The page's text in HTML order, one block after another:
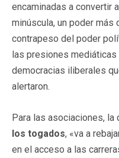
encaminadas a convertir
minúscula, un poder más
contrapeso del poder
las presiones mediáticas
democracias iliberales
alertaron.
Para las asociaciones, la
los togados, «va a
en el acceso a las